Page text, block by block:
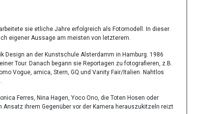
sie etliche Jahre erfolgreich als Fotomodell. In dieser
eigener Aussage am meisten von letzterem.
Design an der Kunstschule Alsterdamm in Hamburg. 1986
Tour. Danach begann sie Reportagen zu fotografieren, z.B.
Vogue, amica, Stern, GQ und Vanity Fair/Italien. Nahtlos
Ferres, Nina Hagen, Yoco Ono, die Toten Hosen oder
ihrem Gegenüber vor der Kamera herauszukitzeln reizt